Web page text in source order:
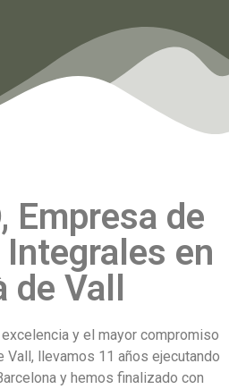
Empresa de
en
de Vall
y el mayor compromiso
Vall, llevamos 11 años ejecutando
y hemos finalizado con